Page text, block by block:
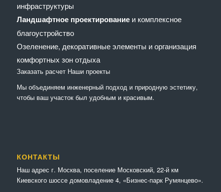
инфраструктуры
Ландшафтное проектированиеи комплексное
благоустройство
Озеленение, декоративные элементы и организация
комфортных зон отдыха
Заказать расчет Наши проекты
Мы объединяем инженерный подход и природную эстетику,
чтобы ваш участок был удобным и красивым.
КОНТАКТЫ
Наш адрес г. Москва, поселение Московский, 22-й км
Киевского шоссе домовладение 4, «Бизнес-парк Румянцево».